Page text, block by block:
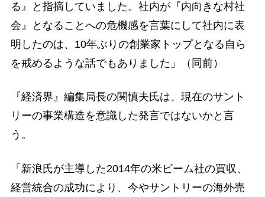
る』と指摘していました。社内が『内向きな村社
会』となることへの危機感を言葉にして社内に表
明したのは、10年ぶりの創業家トップとなる自ら
を戒めるような話でもありました」（同前）
『経済界』編集局長の関慎夫氏は、現在のサント
リーの事業構造を意識した発言ではないかと言
う。
「新浪氏が主導した2014年の米ビーム社の買収、
経営統合の成功により、今やサントリーの海外売